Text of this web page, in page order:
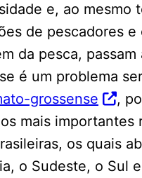
e, ao mesmo
de pescadores e
da pesca,
é um problema
grossense
,
mais importantes
os quais
o Sudeste, o Sul